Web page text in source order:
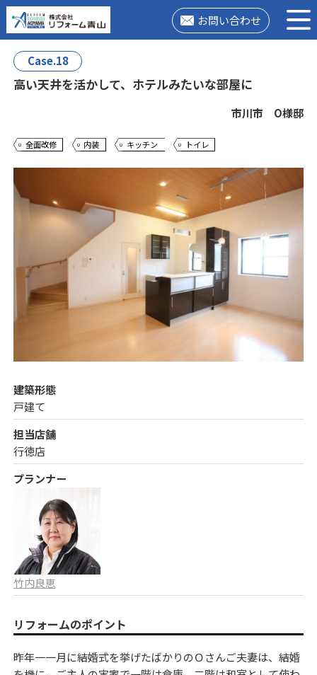
お問い合わせ
Case.18
高い天井を活かして、ホテルみたいな部屋に
市川市 O様邸
全面改修 内装 キッチン トイレ
建築形態
戸建て
担当店舗
行徳店
プランナー
竹内良恵
リフォームのポイント
昨年一一月に結婚式を挙げたばかりのＯさんご夫妻は、結婚